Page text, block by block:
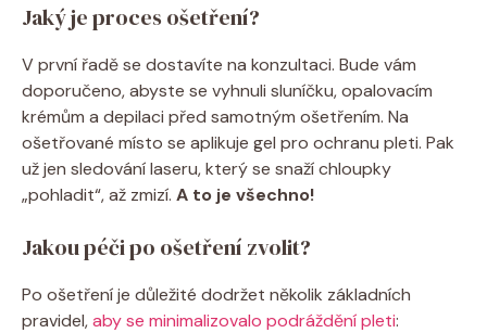
Jaký je proces ošetření?
V první řadě se dostavíte na konzultaci. Bude vám
doporučeno, abyste se vyhnuli sluníčku, opalovacím
krémům a depilaci před samotným ošetřením. Na
ošetřované místo se aplikuje gel pro ochranu pleti. Pak
už jen sledování laseru, který se snaží chloupky
„pohladit“, až zmizí. A to je všechno!
Jakou péči po ošetření zvolit?
Po ošetření je důležité dodržet několik základních
pravidel,aby se minimalizovalo podráždění pleti: